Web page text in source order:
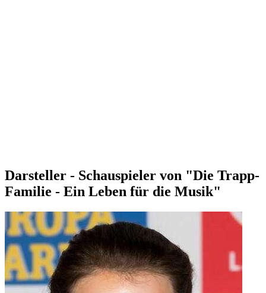
Darsteller - Schauspieler von "Die Trapp-
Familie - Ein Leben für die Musik"